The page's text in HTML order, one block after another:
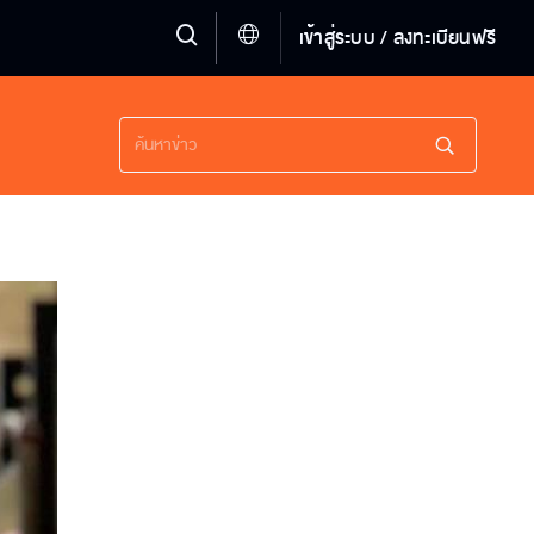
เข้าสู่ระบบ / ลงทะเบียนฟรี